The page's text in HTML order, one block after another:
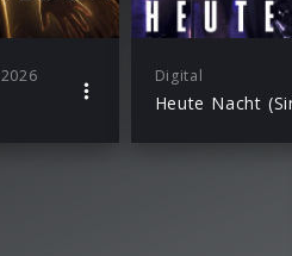
2026 Digital
Heute Nacht